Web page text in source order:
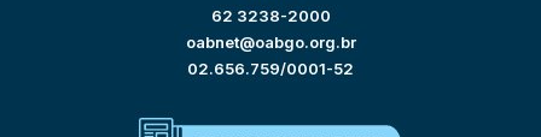
62 3238-2000
oabnet@oabgo.org.br
02.656.759/0001-52